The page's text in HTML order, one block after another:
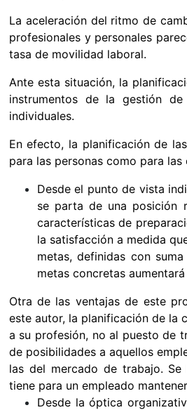
La aceleración del ritmo de
profesionales y personales
tasa de movilidad laboral.
Ante esta situación, la
instrumentos de la gestión
individuales.
En efecto, la planificación de
para las personas como para
Desde el punto de vista
se parta de una posición
características de
la satisfacción a medida
metas, definidas con
metas concretas
Otra de las ventajas de este
este autor, la planificación de la
a su profesión, no al puesto de
de posibilidades a aquellos
las del mercado de trabajo.
tiene para un empleado
Desde la óptica